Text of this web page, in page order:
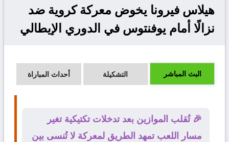
هيلاس فيرونا يخوض معركة كروية ضد
نزالًا أمام يوفنتوس في الدوري الإيطالي
البث المباشر التشكيلة أحداث المباراة
🎉 تُقلب الموازين بعد تدخلات تكتيكية تغير
مسار اللعب تمهد الطريق لمعركة لا تُنسى بين